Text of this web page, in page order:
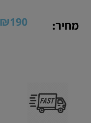
מחיר: ₪190